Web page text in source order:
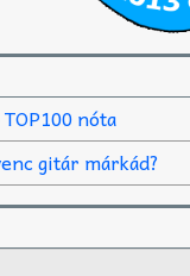
nóta
gitár márkád?